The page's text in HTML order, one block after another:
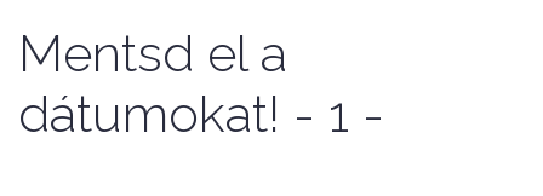
Mentsd el a
dátumokat! - 1 -